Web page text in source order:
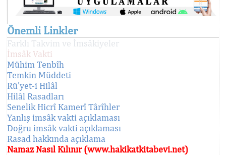
Önemli Linkler
Farklı Takvim ve İmsâkiyeler
İmsâk Vakti
Mühim Tenbîh
Temkin Müddeti
Rü'yet-i Hilâl
Hilâl Rasadları
Senelik Hicrî Kamerî Târîhler
Yanlış imsâk vakti açıklaması
Doğru imsâk vakti açıklaması
Rasad hakkında açıklama
Namaz Nasıl Kılınır (www.hakikatkitabevi.net)